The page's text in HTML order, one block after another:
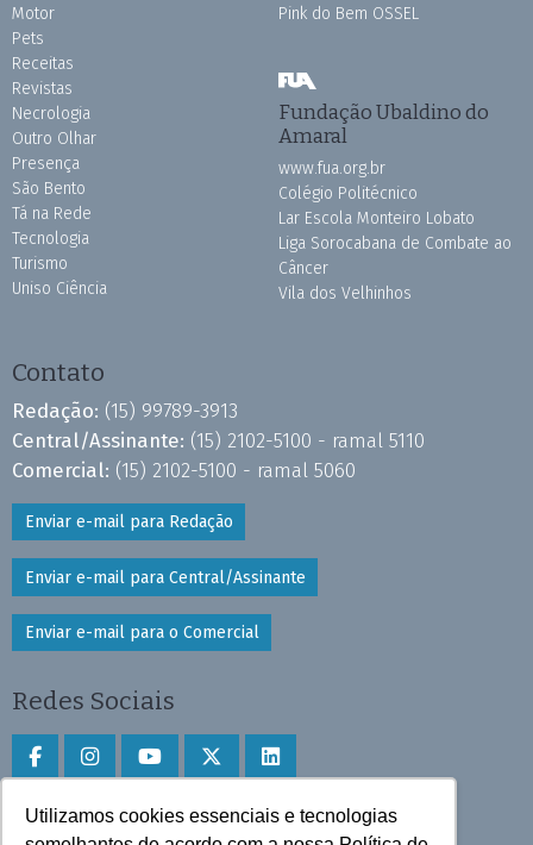
Utilizamos cookies essenciais e tecnologias
Motor
Pets
Receitas
Revistas
Necrologia
Outro Olhar
Presença
São Bento
Tá na Rede
Tecnologia
Turismo
Uniso Ciência
Pink do Bem OSSEL
Fundação Ubaldino do
Amaral
www.fua.org.br
Colégio Politécnico
Lar Escola Monteiro Lobato
Liga Sorocabana de Combate ao
Câncer
Vila dos Velhinhos
Contato
Redação: (15) 99789-3913
Central/Assinante: (15) 2102-5100 - ramal 5110
Comercial: (15) 2102-5100 - ramal 5060
Enviar e-mail para Redação
Enviar e-mail para Central/Assinante
Enviar e-mail para o Comercial
Redes Sociais
Faça download do aplicativo